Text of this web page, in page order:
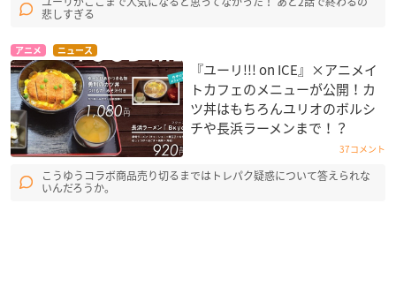
悲しすぎる
アニメ ニュース
『ユーリ!!! on ICE』×アニメイ
トカフェのメニューが公開！カ
ツ丼はもちろんユリオのボルシ
チや長浜ラーメンまで！？
37コメント
こうゆうコラボ商品売り切るまではトレパク疑惑について答えられな
いんだろうか。